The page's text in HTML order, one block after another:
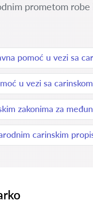
prometom
pomoć u vezi sa
u vezi sa
zakonima za
carinskim